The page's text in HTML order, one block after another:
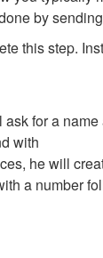
by
this step.
for a
with
he will
a number